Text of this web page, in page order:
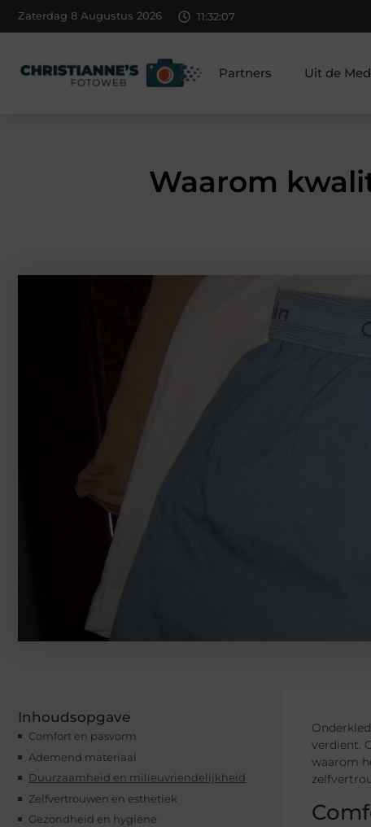
Zaterdag 8 Augustus 2026 11:32:09
Partners Uit de
Waarom
Inhoudsopgave
Comfort en pasvorm
Ademend materiaal
Duurzaamheid en milieuvriendelijkheid
Zelfvertrouwen en esthetiek
Gezondheid en hygiëne
verdient.
waarom